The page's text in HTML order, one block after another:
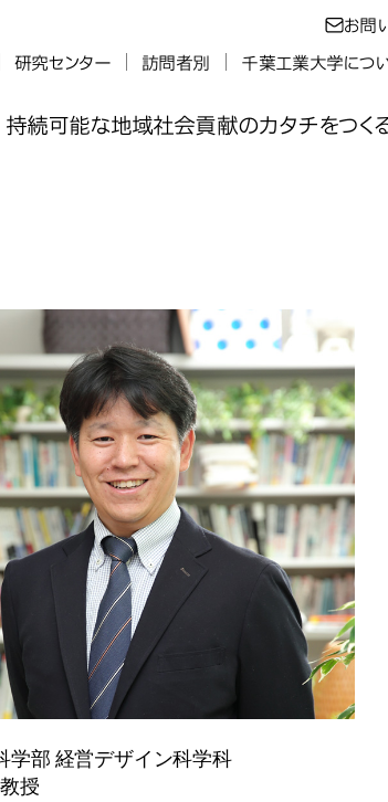
お問
研究センター 訪問者別 千葉工業大学につ
持続可能な地域社会貢献のカタチをつく
学部 経営デザイン科学科
授